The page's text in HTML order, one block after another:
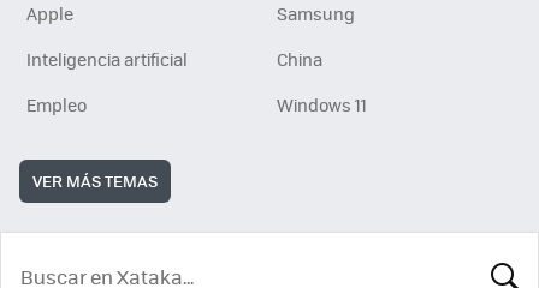
Apple
Samsung
Inteligencia artificial
China
Empleo
Windows 11
VER MÁS TEMAS